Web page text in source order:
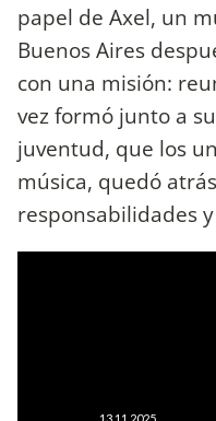
papel de Axel, un
Buenos Aires
con una misión:
vez formó junto a
juventud, que los
música, quedó
responsabilidades